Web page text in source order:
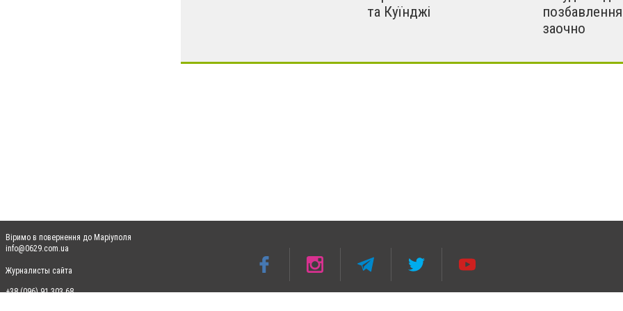
та Куїнджі
заочно
Віримо в повернення до Маріуполя
info@0629.com.ua
Журналисты сайта
+38 (096) 91 303 68